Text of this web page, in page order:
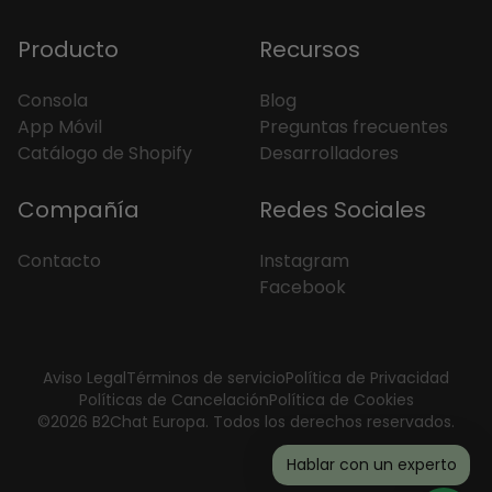
Hablar con un experto
Producto
Consola
App Móvil
Catálogo de Shopify
Recursos
Blog
Preguntas frecuentes
Desarrolladores
Compañía
Contacto
Redes Sociales
Instagram
Facebook
©2026 B2Chat Europa. Todos los derechos reservados.
Aviso LegalTérminos de servicioPolítica de Privacidad
Políticas de CancelaciónPolítica de Cookies